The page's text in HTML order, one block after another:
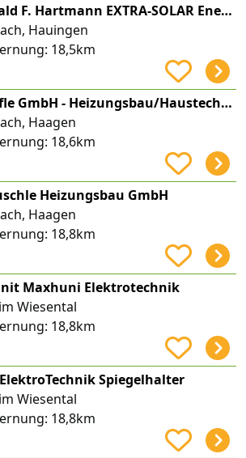
Harald F. Hartmann EXTRA-SOLAR Energietechnik
Hauingen
18,5km
Wölfle GmbH - Heizungsbau/Haustechnik -
Haagen
18,6km
Heizungsbau GmbH
Haagen
18,8km
Maxhuni Elektrotechnik
Wiesental
18,8km
ElektroTechnik Spiegelhalter
Wiesental
18,8km